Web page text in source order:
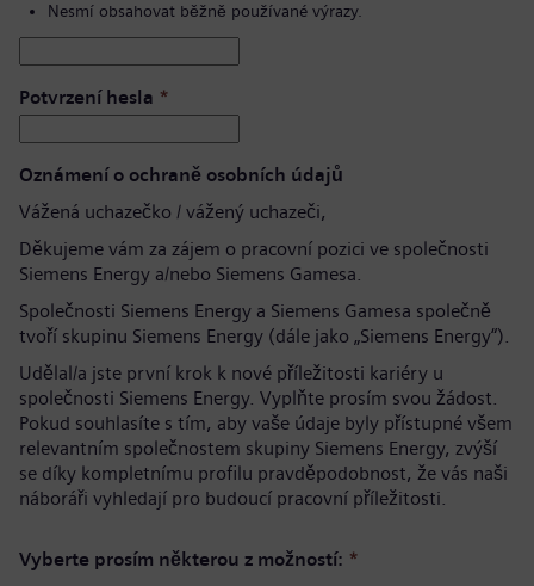
Nesmí obsahovat běžně používané výrazy.
Potvrzení hesla *
Oznámení o ochraně osobních údajů
Vážená uchazečko / vážený uchazeči,
Děkujeme vám za zájem o pracovní pozici ve společnosti
Siemens Energy a/nebo Siemens Gamesa.
Společnosti Siemens Energy a Siemens Gamesa společně
tvoří skupinu Siemens Energy (dále jako „Siemens Energy“).
Udělal/a jste první krok k nové příležitosti kariéry u
společnosti Siemens Energy. Vyplňte prosím svou žádost.
Pokud souhlasíte s tím, aby vaše údaje byly přístupné všem
relevantním společnostem skupiny Siemens Energy, zvýší
se díky kompletnímu profilu pravděpodobnost, že vás naši
náboráři vyhledají pro budoucí pracovní příležitosti.
Vyberte prosím některou z možností: *